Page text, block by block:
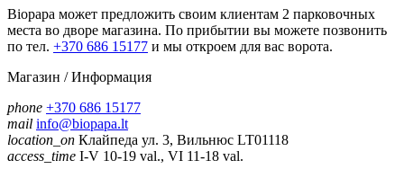
Biopapa может предложить своим клиентам 2 парковочных
места во дворе магазина. По прибытии вы можете позвонить
по тел. +370 686 15177 и мы откроем для вас ворота.
Магазин / Информация
phone +370 686 15177
mail info@biopapa.lt
location_on Клайпеда ул. 3, Вильнюс LT01118
access_time I-V 10-19 val., VI 11-18 val.